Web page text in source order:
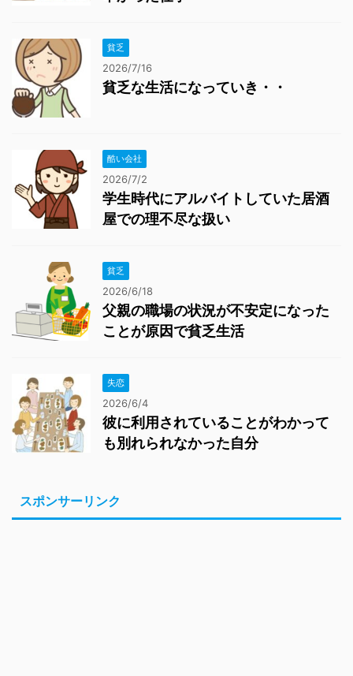
貧乏
2026/7/16
貧乏な生活になっていき・・
酷い会社
2026/7/2
学生時代にアルバイトしていた居酒
屋での理不尽な扱い
貧乏
2026/6/18
父親の職場の状況が不安定になった
ことが原因で貧乏生活
失恋
2026/6/4
彼に利用されていることがわかって
も別れられなかった自分
スポンサーリンク